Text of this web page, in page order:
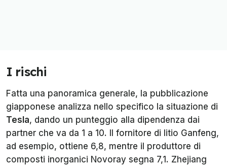
I rischi
Fatta una panoramica generale, la pubblicazione
giapponese analizza nello specifico la situazione di
Tesla, dando un punteggio alla dipendenza dai
partner che va da 1 a 10. Il fornitore di litio Ganfeng,
ad esempio, ottiene 6,8, mentre il produttore di
composti inorganici Novoray segna 7,1. Zhejiang